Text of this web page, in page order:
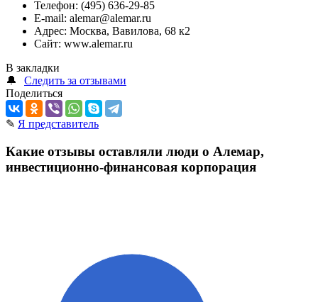
Телефон: (495) 636-29-85
E-mail: alemar@alemar.ru
Адрес: Москва, Вавилова, 68 к2
Сайт: www.alemar.ru
В закладки
🔔
Следить за отзывами
Поделиться
✎ Я представитель
Какие отзывы оставляли люди о Алемар,
инвестиционно-финансовая корпорация